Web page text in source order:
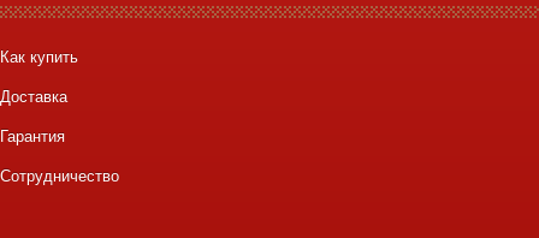
Как купить
Доставка
Гарантия
Сотрудничество